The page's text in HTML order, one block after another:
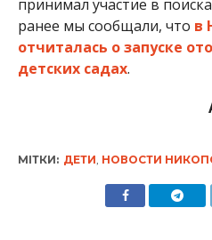
принимал участие в
ранее мы сообщали, что в
отчиталась о запуске
детских садах.
МІТКИ: ДЕТИ, НОВОСТИ